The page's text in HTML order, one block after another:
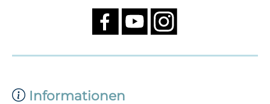
Informationen